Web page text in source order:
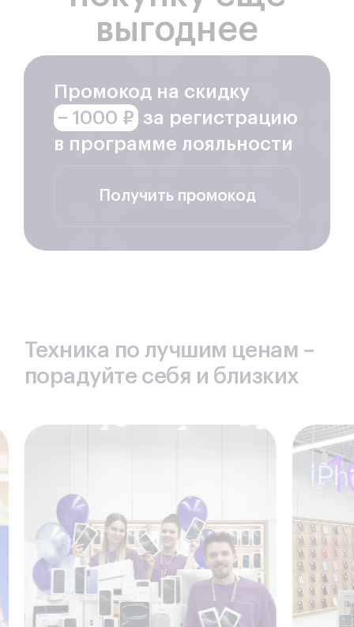
выгоднее
Промокод на скидку
− 1000 ₽ за регистрацию
в программе лояльности
Получить промокод
Техника по лучшим ценам –
порадуйте себя и близких